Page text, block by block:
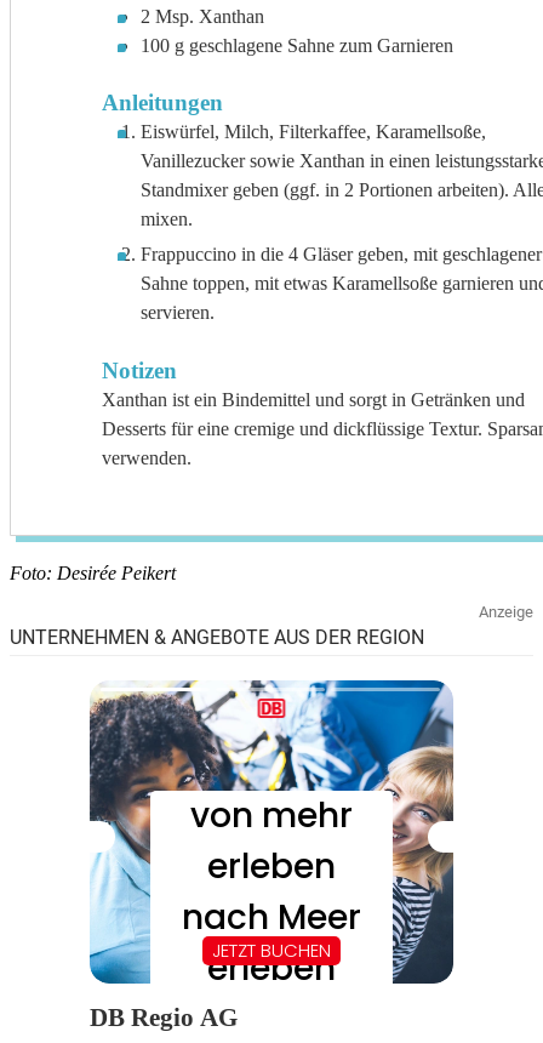
2 Msp. Xanthan
100 g geschlagene Sahne zum Garnieren
Anleitungen
Eiswürfel, Milch, Filterkaffee, Karamellsoße,
Vanillezucker sowie Xanthan in einen
Standmixer geben (ggf. in 2 Portionen arbeiten).
mixen.
Frappuccino in die 4 Gläser geben, mit geschlagener
Sahne toppen, mit etwas Karamellsoße garnieren
servieren.
Notizen
Xanthan ist ein Bindemittel und sorgt in Getränken und
Desserts für eine cremige und dickflüssige Textur.
verwenden.
Foto: Desirée Peikert